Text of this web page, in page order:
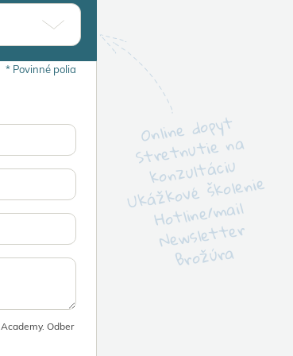
Online dopyt
Stretnutie na
konzultáciu
Ukážkové školenie
Hotline/mail
Newsletter
Brožúra
* Povinné polia
Academy. Odber